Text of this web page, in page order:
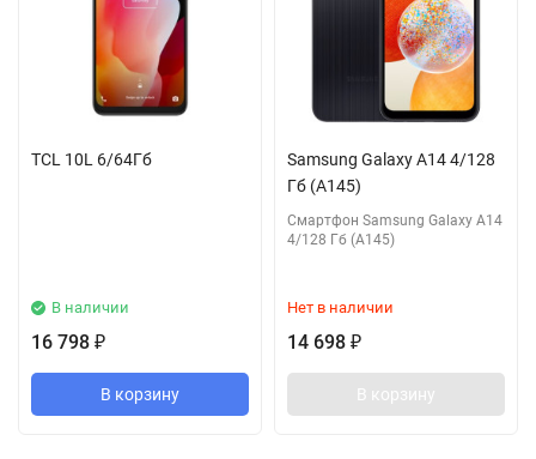
TCL 10L 6/64Гб
В наличии
16 798 ₽
В корзину
Samsung Galaxy A14 4/128
Гб (A145)
Смартфон Samsung Galaxy A14
4/128 Гб (A145)
Нет в наличии
14 698 ₽
В корзину